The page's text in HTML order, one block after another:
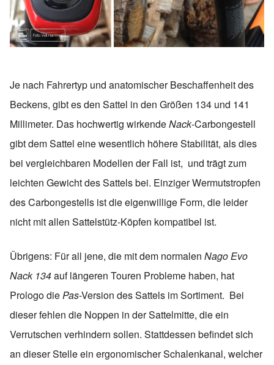
Je nach Fahrertyp und anatomischer Beschaffenheit des
Beckens, gibt es den Sattel in den Größen 134 und 141
Millimeter. Das hochwertig wirkendeNack-Carbongestell
gibt dem Sattel eine wesentlich höhere Stabilität, als dies
bei vergleichbaren Modellen der Fall ist, und trägt zum
leichten Gewicht des Sattels bei. Einziger Wermutstropfen
des Carbongestells ist die eigenwillige Form, die leider
nicht mit allen Sattelstütz-Köpfen kompatibel ist.
Übrigens: Für all jene, die mit dem normalen Nago Evo
Nack 134auf längeren Touren Probleme haben, hat
Prologo diePas-Version des Sattels im Sortiment. Bei
dieser fehlen die Noppen in der Sattelmitte, die ein
Verrutschen verhindern sollen. Stattdessen befindet sich
an dieser Stelle ein ergonomischer Schalenkanal, welcher